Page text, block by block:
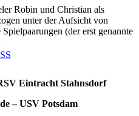
Robin und Christian als
unter der Aufsicht von
(der erst genannte
Eintracht Stahnsdorf
– USV Potsdam